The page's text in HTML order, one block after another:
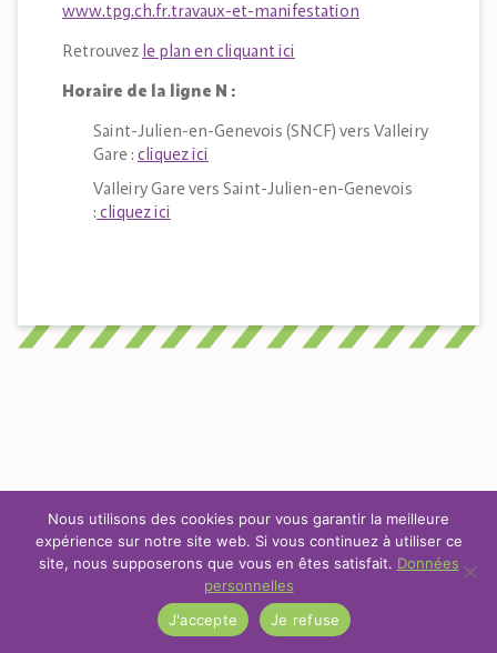
www.tpg.ch.fr.travaux-et-manifestation
Retrouvez le plan en cliquant ici
Horaire de la ligne N :
Saint-Julien-en-Genevois (SNCF) vers Valleiry
Gare : cliquez ici
Valleiry Gare vers Saint-Julien-en-Genevois
: cliquez ici
Nous utilisons des cookies pour vous garantir la meilleure
expérience sur notre site web. Si vous continuez à utiliser ce
site, nous supposerons que vous en êtes satisfait. Données
personnelles
J'accepte
Je refuse